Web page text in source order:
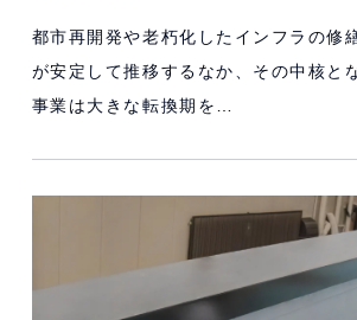
都市再開発や老朽化したインフラの修
が安定して推移するなか、その中核と
事業は大きな転換期を…